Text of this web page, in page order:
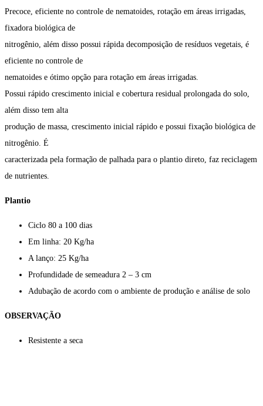
Precoce, eficiente no controle de nematoides, rotação em áreas irrigadas,
fixadora biológica de
nitrogênio, além disso possui rápida decomposição de resíduos vegetais, é
eficiente no controle de
nematoides e ótimo opção para rotação em áreas irrigadas.
Possui rápido crescimento inicial e cobertura residual prolongada do solo,
além disso tem alta
produção de massa, crescimento inicial rápido e possui fixação biológica de
nitrogênio. É
caracterizada pela formação de palhada para o plantio direto, faz reciclagem
de nutrientes.
Plantio
Ciclo 80 a 100 dias
Em linha: 20 Kg/ha
A lanço: 25 Kg/ha
Profundidade de semeadura 2 – 3 cm
Adubação de acordo com o ambiente de produção e análise de solo
OBSERVAÇÃO
Resistente a seca